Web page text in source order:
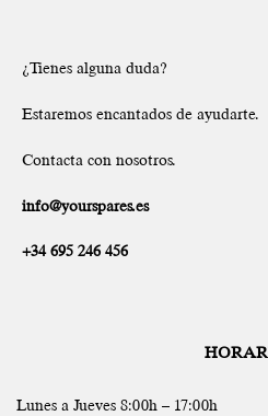
¿Tienes alguna duda?
Estaremos encantados de ayudarte.
Contacta con nosotros.
info@yourspares.es
+34 695 246 456
Lunes a Jueves 8:00h – 17:00h